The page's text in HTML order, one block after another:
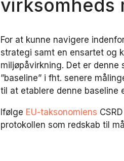
virksomheds
For at kunne navigere
strategi samt en ensartet og
miljøpåvirkning. Det er
”baseline” i fht. senere
til at etablere denne baseline
Ifølge EU-taksonomiens
protokollen som redskab til